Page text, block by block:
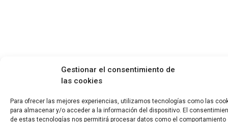
Gestionar el consentimiento de
las cookies
Para ofrecer las mejores experiencias, utilizamos tecnologías como las
para almacenar y/o acceder a la información del dispositivo. El
de estas tecnologías nos permitirá procesar datos como el comportamiento